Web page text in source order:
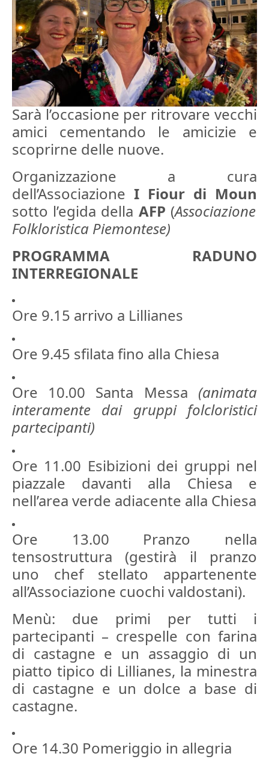
Sarà l’occasione per ritrovare vecchi
amici cementando le amicizie e
scoprirne delle nuove.
Organizzazione a cura
dell’Associazione I Fiour di Moun
sotto l’egida della AFP (Associazione
Folkloristica Piemontese)
PROGRAMMA RADUNO
INTERREGIONALE
Ore 9.15 arrivo a Lillianes
Ore 9.45 sfilata fino alla Chiesa
Ore 10.00 Santa Messa (animata
interamente dai gruppi folcloristici
partecipanti)
Ore 11.00 Esibizioni dei gruppi nel
piazzale davanti alla Chiesa e
nell’area verde adiacente alla Chiesa
Ore 13.00 Pranzo nella
tensostruttura (gestirà il pranzo
uno chef stellato appartenente
all’Associazione cuochi valdostani).
Menù: due primi per tutti i
partecipanti – crespelle con farina
di castagne e un assaggio di un
piatto tipico di Lillianes, la minestra
di castagne e un dolce a base di
castagne.
Ore 14.30 Pomeriggio in allegria